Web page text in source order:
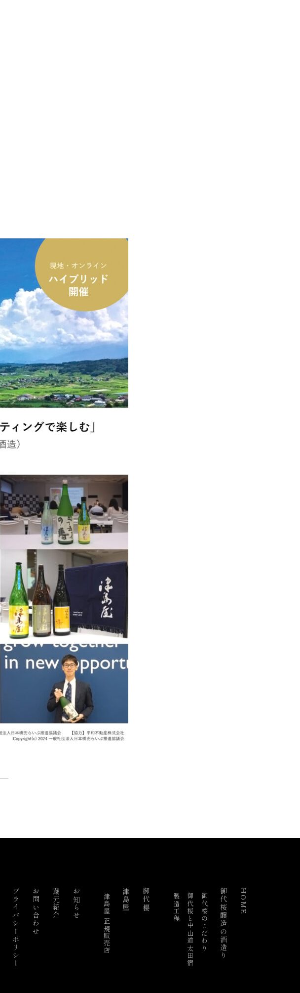
HOME
御代桜醸造の酒造り
御代桜のこだわり
御代桜と中山道太田宿
製造工程
御代櫻
津島屋
津島屋 正規販売店
お知らせ
蔵元紹介
お問い合わせ
プライバシーポリシー